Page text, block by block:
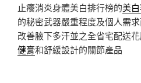
止癢消炎身體美白排行榜的美
的秘密武器嚴重程度及個人需
改善腋下多汗並之全省宅配送
健膏和舒緩設計的關節產品